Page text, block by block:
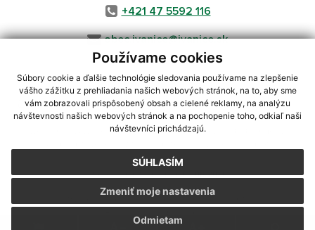
Používame cookies
Súbory cookie a ďalšie technológie sledovania používame na zlepšenie
vášho zážitku z prehliadania našich webových stránok, na to, aby sme
vám zobrazovali prispôsobený obsah a cielené reklamy, na analýzu
návštevnosti našich webových stránok a na pochopenie toho, odkiaľ naši
návštevníci prichádzajú.
SÚHLASÍM
Odmietam
Zmeniť moje nastavenia
+421 47 5592 116
obec.ivanice@ivanice.sk
využite možnosť získavania aktuálnych informácií s využitím RSS
CMS systém (redakčný) systém ECHELON 2,Mapa stránok,web portál
webex.digital, s.r.o.,domény,registrácia domény
Posledná aktualizácia:03.08.2026
Vytlačiť stránku|Vyhlásenie o prístupnosti